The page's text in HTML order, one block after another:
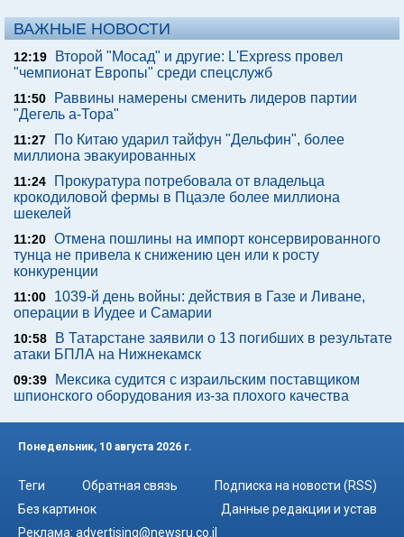
ВАЖНЫЕ НОВОСТИ
12:19
Второй "Мосад" и другие: L'Express провел
"чемпионат Европы" среди спецслужб
11:50
Раввины намерены сменить лидеров партии
"Дегель а-Тора"
11:27
По Китаю ударил тайфун "Дельфин", более
миллиона эвакуированных
11:24
Прокуратура потребовала от владельца
крокодиловой фермы в Пцаэле более миллиона
шекелей
11:20 Отмена пошлины на импорт консервированного
тунца не привела к снижению цен или к росту
конкуренции
11:00
1039-й день войны: действия в Газе и Ливане,
операции в Иудее и Самарии
10:58
В Татарстане заявили о 13 погибших в результате
атаки БПЛА на Нижнекамск
09:39
Мексика судится с израильским поставщиком
шпионского оборудования из-за плохого качества
Понедельник, 10 августа 2026 г.
Теги Обратная связь
Подписка на новости (RSS)
Без картинок
Данные редакции и устав
Реклама: advertising@newsru.co.il